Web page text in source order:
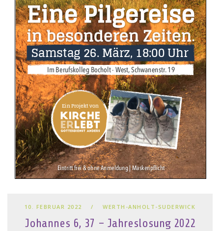
10. FEBRUAR 2022 WERTH-ANHOLT-SUDERWICK
Johannes 6, 37 – Jahreslosung 2022